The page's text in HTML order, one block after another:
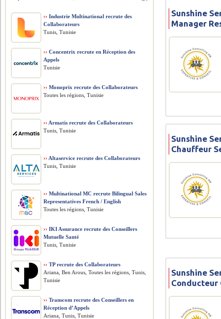
Sunshine
Manager
Sunshine
Chauffeur
Sunshine
Conducteur
›› Industrie Multinational recrute des
Collaborateurs
Tunis, Tunisie
›› Concentrix recrute en Réception des
Appels
Tunisie
›› Monoprix recrute des Collaborateurs
Toutes les régions, Tunisie
›› Armatis recrute des Collaborateurs
Tunis, Tunisie
›› Altaservice recrute des Collaborateurs
Tunis, Tunisie
›› Multinational MC recrute Bilingual Sales
Representatives French / English
Toutes les régions, Tunisie
›› IKI Assurance recrute des Conseillers
Mutuelle Santé
Tunis, Tunisie
›› TP recrute des Collaborateurs
Ariana, Ben Arous, Toutes les régions, Tunis,
Tunisie
›› Transcom recrute des Conseillers en
Réception d’Appels
Ariana, Tunis, Tunisie